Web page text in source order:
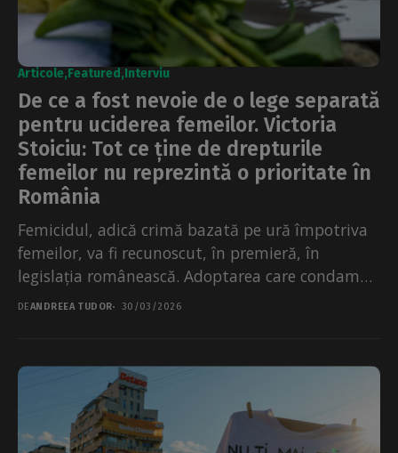
Articole Featured Interviu
De ce a fost nevoie de o lege separată
pentru uciderea femeilor. Victoria
Stoiciu: Tot ce ține de drepturile
femeilor nu reprezintă o prioritate în
România
Femicidul, adică crimă bazată pe ură împotriva
femeilor, va fi recunoscut, în premieră, în
legislația românească. Adoptarea care condamnă
în mod explicit uciderea...
DEANDREEA TUDOR 30/03/2026